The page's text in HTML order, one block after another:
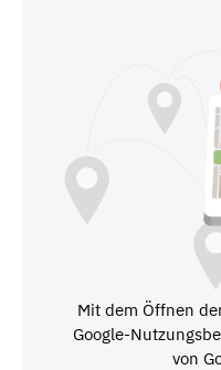
Mit dem Öffnen
Google-
von